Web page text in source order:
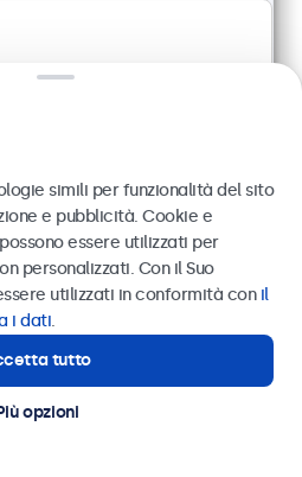
HD)
al
simili per funzionalità del sito
e pubblicità. Cookie e
essere utilizzati per
personalizzati. Con il Suo
utilizzati in conformità con il
i dati.
tutto
opzioni